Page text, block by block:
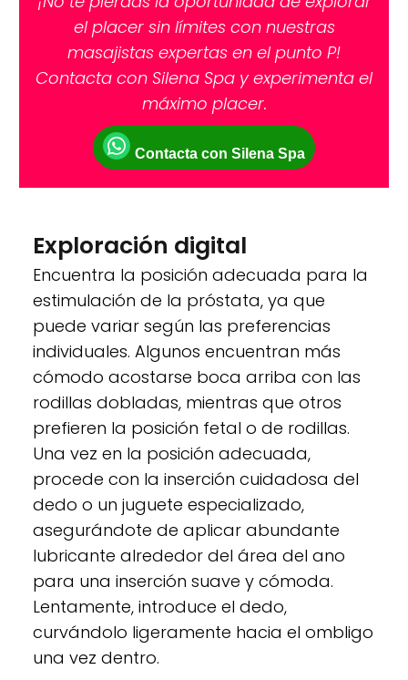
el placer sin límites con nuestras
masajistas expertas en el punto P!
Contacta con Silena Spa y experimenta el
máximo placer.
Contacta con Silena Spa
Exploración digital
Encuentra la posición adecuada para la
estimulación de la próstata, ya que
puede variar según las preferencias
individuales. Algunos encuentran más
cómodo acostarse boca arriba con las
rodillas dobladas, mientras que otros
prefieren la posición fetal o de rodillas.
Una vez en la posición adecuada,
procede con la inserción cuidadosa del
dedo o un juguete especializado,
asegurándote de aplicar abundante
lubricante alrededor del área del ano
para una inserción suave y cómoda.
Lentamente, introduce el dedo,
curvándolo ligeramente hacia el ombligo
una vez dentro.